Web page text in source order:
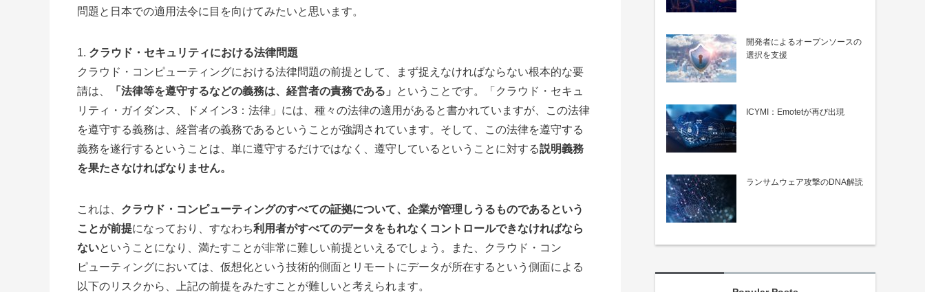
問題と日本での適用法令に目を向けてみたいと思います。
クラウド・セキュリティにおける法律問題
クラウド・コンピューティングにおける法律問題の前提として、まず捉えなければならない根本的な要
請は、
「法律等を遵守するなどの義務は、経営者の責務である」
ということです。「クラウド・セキュ
リティ・ガイダンス、ドメイン3：法律」には、種々の法律の適用があると書かれていますが、この法律
を遵守する義務は、経営者の義務であるということが強調されています。そして、この法律を遵守する
義務を遂行するということは、単に遵守するだけではなく、遵守しているということに対する説明義務
を果たさなければなりません。
これは、 クラウド・コンピューティングのすべての証拠について、企業が管理しうるものであるという
ことが前提になっており、すなわち利用者がすべてのデータをもれなくコントロールできなければなら
ないということになり、満たすことが非常に難しい前提といえるでしょう。また、クラウド・コン
ピューティングにおいては、仮想化という技術的側面とリモートにデータが所在するという側面による
以下のリスクから、上記の前提をみたすことが難しいと考えられます。
開発者によるオープンソースの
選択を支援
ICYMI：Emotetが再び出現
ランサムウェア攻撃のDNA解読